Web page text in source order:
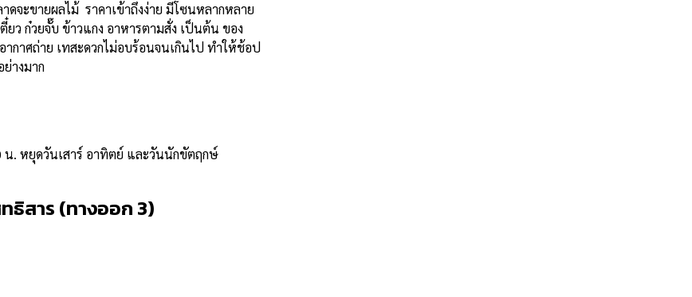
ะขายผลไม้ ราคาเข้าถึงง่าย มีโซนหลากหลาย
ยว ก๋วยจั๊บ ข้าวแกง อาหารตามสั่ง เป็นต้น ของ
าศถ่าย เทสะดวกไม่อบร้อนจนเกินไป ทำให้ช้อป
างมาก
น. หยุดวันเสาร์ อาทิตย์ และวันนักขัตฤกษ์
ธิสาร (ทางออก 3)